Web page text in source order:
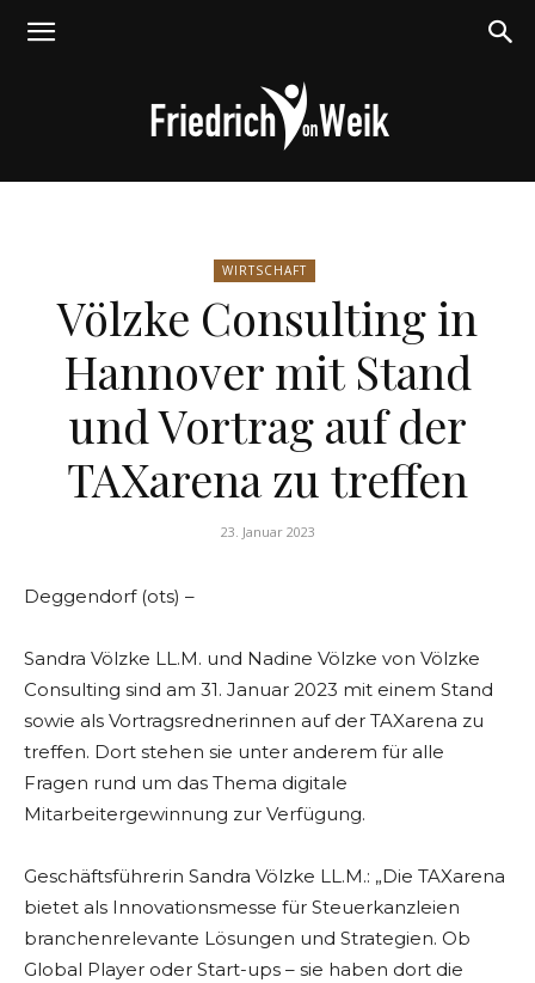
von
Weik
WIRTSCHAFT
Völzke Consulting in
Hannover mit Stand
und Vortrag auf der
TAXarena zu treffen
23. Januar 2023
Deggendorf (ots) –
Sandra Völzke LL.M. und Nadine Völzke von Völzke
Consulting sind am 31. Januar 2023 mit einem Stand
sowie als Vortragsrednerinnen auf der TAXarena zu
treffen. Dort stehen sie unter anderem für alle
Fragen rund um das Thema digitale
Mitarbeitergewinnung zur Verfügung.
Geschäftsführerin Sandra Völzke LL.M.: „Die TAXarena
bietet als Innovationsmesse für Steuerkanzleien
branchenrelevante Lösungen und Strategien. Ob
Global Player oder Start-ups – sie haben dort die